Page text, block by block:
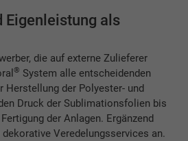
Eigenleistung als
die auf externe Zulieferer
® System alle entscheidenden
Herstellung der Polyester- und
Druck der Sublimationsfolien bis
der Anlagen. Ergänzend
Veredelungsservices an.